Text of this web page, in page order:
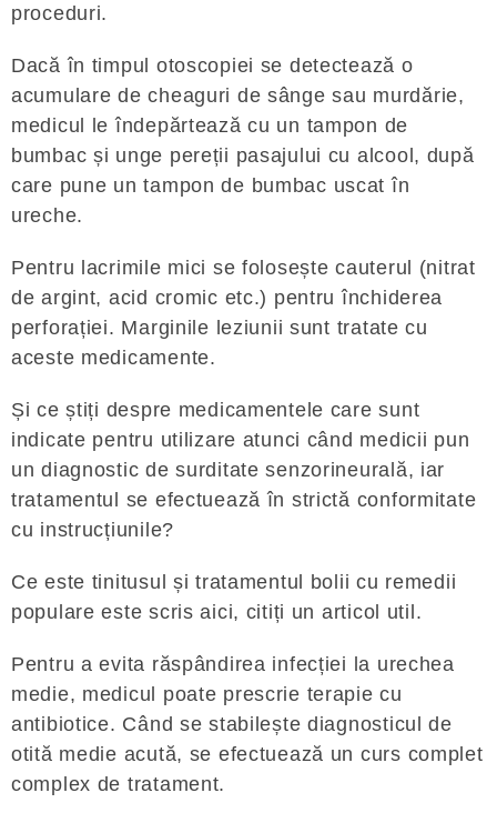
proceduri.
Dacă în timpul otoscopiei se detectează o
acumulare de cheaguri de sânge sau murdărie,
medicul le îndepărtează cu un tampon de
bumbac și unge pereții pasajului cu alcool, după
care pune un tampon de bumbac uscat în
ureche.
Pentru lacrimile mici se folosește cauterul (nitrat
de argint, acid cromic etc.) pentru închiderea
perforației. Marginile leziunii sunt tratate cu
aceste medicamente.
Și ce știți despre medicamentele care sunt
indicate pentru utilizare atunci când medicii pun
un diagnostic de surditate senzorineurală, iar
tratamentul se efectuează în strictă conformitate
cu instrucțiunile?
Ce este tinitusul și tratamentul bolii cu remedii
populare este scris aici, citiți un articol util.
Pentru a evita răspândirea infecției la urechea
medie, medicul poate prescrie terapie cu
antibiotice. Când se stabilește diagnosticul de
otită medie acută, se efectuează un curs complet
complex de tratament.